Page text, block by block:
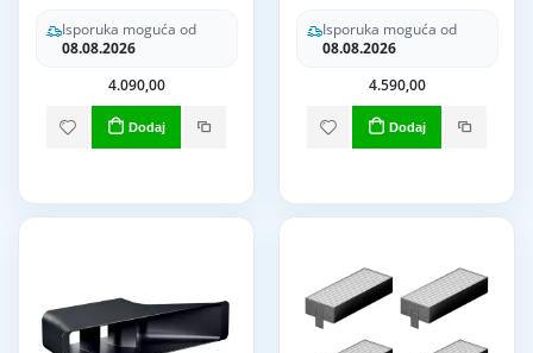
Isporuka moguća od
08.08.2026
4.090,00
Dodaj
Isporuka moguća od
08.08.2026
4.590,00
Dodaj